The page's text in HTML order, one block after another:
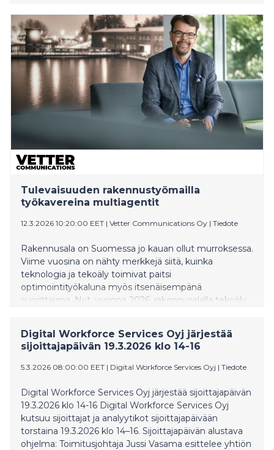
ratkaisuja, joilla rakennetaan pitkäkestoista
asiakassitoutumista ja kilpailuetua immersiivisen
hauskuuden avulla.
Tulevaisuuden rakennustyömailla
työkavereina multiagentit
12.3.2026 10:20:00 EET | Vetter Communications Oy | Tiedote
Rakennusala on Suomessa jo kauan ollut murroksessa.
Viime vuosina on nähty merkkejä siitä, kuinka
teknologia ja tekoäly toimivat paitsi
optimointityökaluna myös itsenäisempänä
suorittajana. Nyt, vuonna 2026, rakennusalalla tekoäly
tekoälytyökaverit toimivat itseohjautuvasti ja
vuorovaikutuksessa ympäristönsä kanssa, ja myös
keskenään virtuaalisena projektiryhmänä.
Digital Workforce Services Oyj järjestää
sijoittajapäivän 19.3.2026 klo 14-16
5.3.2026 08:00:00 EET | Digital Workforce Services Oyj | Tiedote
Digital Workforce Services Oyj järjestää sijoittajapäivän
19.3.2026 klo 14-16 Digital Workforce Services Oyj
kutsuu sijoittajat ja analyytikot sijoittajapäivään
torstaina 19.3.2026 klo 14–16. Sijoittajapäivän alustava
ohjelma: Toimitusjohtaja Jussi Vasama esittelee yhtiön